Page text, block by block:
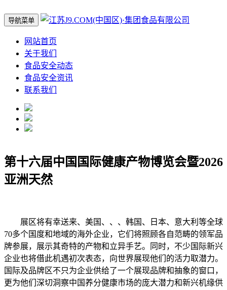
导航菜单
网站首页
关于我们
食品安全动态
食品安全资讯
联系我们
第十六届中国国际健康产物博览会暨2026
亚洲天然
展区将有幸送来、美国、、、韩国、日本、意大利等全球
70多个国度和地域的海外企业，它们将照顾各自范畴的领军品
牌参展，展示其奇特的产物和立异手艺。同时，不少国际新兴
企业也将借此机遇初次表态，向世界展现他们的活力取潜力。
国际及品牌区不只为企业供给了一个展现品牌和抽象的窗口，
更为他们深切洞察中国养分健康市场的庞大潜力和新兴机缘供